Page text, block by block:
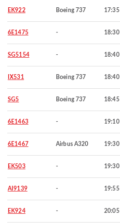
EK922 Boeing 737 17:35
6E1475 - 18:30
SG5154 - 18:40
IX531 Boeing 737 18:40
SG5 Boeing 737 18:45
6E1463 - 19:10
6E1467 Airbus A320 19:30
EK503 - 19:30
AI9139 - 19:55
EK924 - 20:05